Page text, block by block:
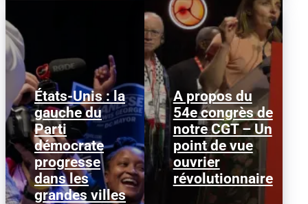
États-Unis : la
gauche du
Parti
démocrate
progresse
dans les
grandes villes
Janeese Lewis George a
remporté la primaire
démocrate pour la
mairie de Washington
D.C., ce qui...
A propos du
54e congrès de
notre CGT – Un
point de vue
ouvrier
révolutionnaire
Nous publions ci-
dessous ce texte afin
d’alimenter le débat au
sein de la CGT, dans la
perspective...